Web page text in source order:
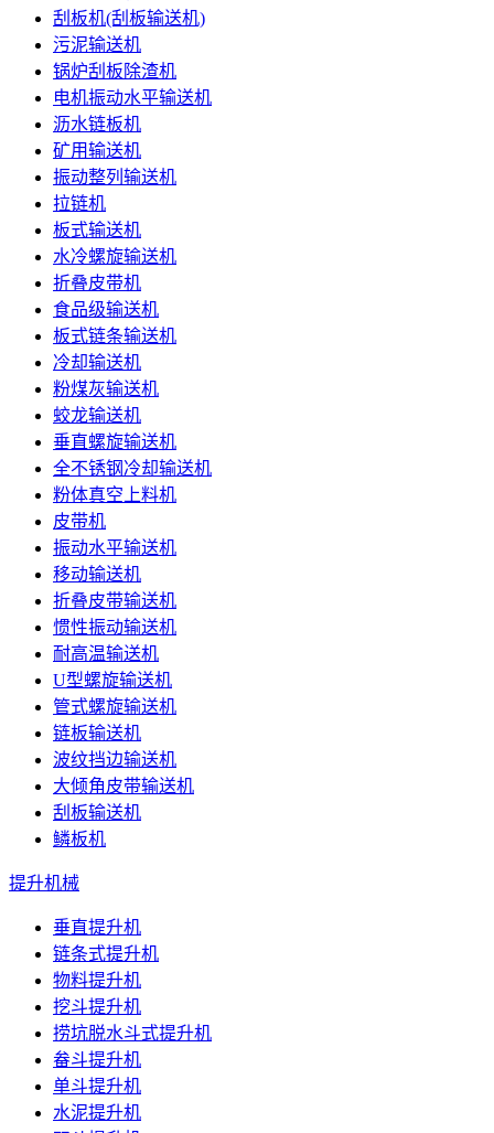
刮板机(刮板输送机)
污泥输送机
锅炉刮板除渣机
电机振动水平输送机
沥水链板机
矿用输送机
振动整列输送机
拉链机
板式输送机
水冷螺旋输送机
折叠皮带机
食品级输送机
板式链条输送机
冷却输送机
粉煤灰输送机
蛟龙输送机
垂直螺旋输送机
全不锈钢冷却输送机
粉体真空上料机
皮带机
振动水平输送机
移动输送机
折叠皮带输送机
惯性振动输送机
耐高温输送机
U型螺旋输送机
管式螺旋输送机
链板输送机
波纹挡边输送机
大倾角皮带输送机
刮板输送机
鳞板机
提升机械
垂直提升机
链条式提升机
物料提升机
挖斗提升机
捞坑脱水斗式提升机
畚斗提升机
单斗提升机
水泥提升机